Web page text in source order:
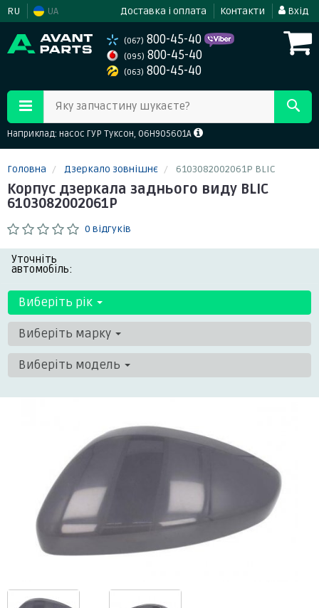
RU UA Доставка і оплата Контакти Вхід
(067) 800-45-40
(095) 800-45-40
(063) 800-45-40
Яку запчастину шукаєте?
Наприклад: насос ГУР Туксон, 06H905601A
Головна Дзеркало зовнішнє 6103082002061P BLIC
Корпус дзеркала заднього виду BLIC
6103082002061P
0 відгуків
Уточніть
автомобіль:
Виберіть рік
Виберіть марку
Виберіть модель